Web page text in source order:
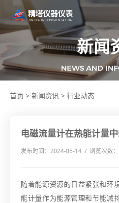
新闻
NEWS AND
首页 > 新闻资讯 > 行业动态
电磁流量计在热能计量
发布时间：2024-05-14 / 浏览次数：
随着能源资源的日益紧张和环
能计量作为能源管理和节能减